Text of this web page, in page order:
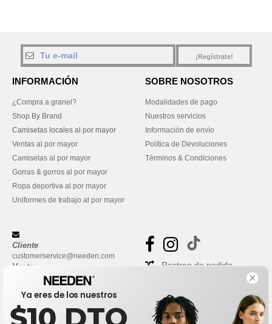
¡Regístrate!
INFORMACIÓN
¿Compra a granel?
Shop By Brand
Camisetas locales al por mayor
Ventas al por mayor
Camisetas al por mayor
Gorras & gorros al por mayor
Ropa deportiva al por mayor
Uniformes de trabajo al por mayor
SOBRE NOSOTROS
Modalidades de pago
Nuestros servicios
Información de envío
Política de Devoluciones
Términos & Condiciones
Cliente
customerservice@needen.com
Venta
sales@needen.com
Rastreo de pedido
Ya eres de los nuestros